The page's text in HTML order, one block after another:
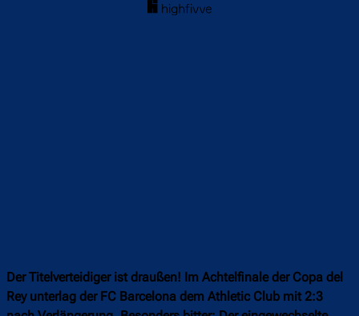
Der Titelverteidiger ist draußen! Im Achtelfinale der Copa del
Rey unterlag der FC Barcelona dem Athletic Club mit 2:3